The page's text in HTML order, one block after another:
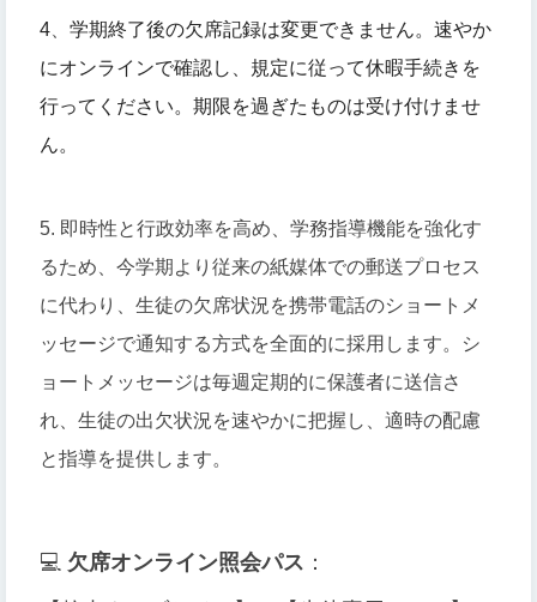
4 学期終了後の欠席記録は変更できません。 速やか
にオンラインで確認し、規定に従って休暇手続きを
行ってください。期限を過ぎたものは受け付けませ
ん。
5. 即時性と行政効率を高め、学務指導機能を強化す
るため、今学期より従来の紙媒体での郵送プロセス
に代わり、生徒の欠席状況を携帯電話のショートメ
ッセージで通知する方式を全面的に採用します。シ
ョートメッセージは毎週定期的に保護者に送信さ
れ、生徒の出欠状況を速やかに把握し、適時の配慮
と指導を提供します。
💻 欠席オンライン照会パス ：